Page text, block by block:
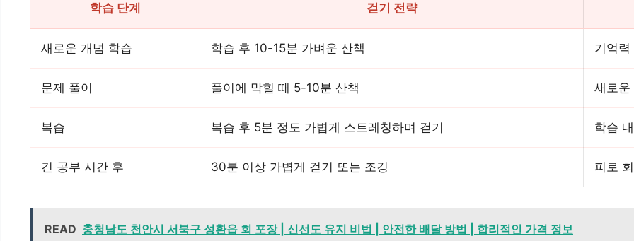
학습 단계 걷기 전략
새로운 개념 학습 학습 후 10-15분 가벼운 산책 기억
문제 풀이 풀이에 막힐 때 5-10분 산책 새로운
복습 복습 후 5분 정도 가볍게 스트레칭하며 걷기 학습
긴 공부 시간 후 30분 이상 가볍게 걷기 또는 조깅 피로
READ 충청남도 천안시 서북구 성환읍 회 포장 | 신선도 유지 비법 | 안전한 배달 방법 | 합리적인 가격 정보